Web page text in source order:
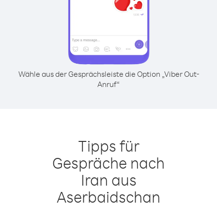
Wähle aus der Gesprächsleiste die Option „Viber Out-
Anruf“
Tipps für
Gespräche nach
Iran aus
Aserbaidschan